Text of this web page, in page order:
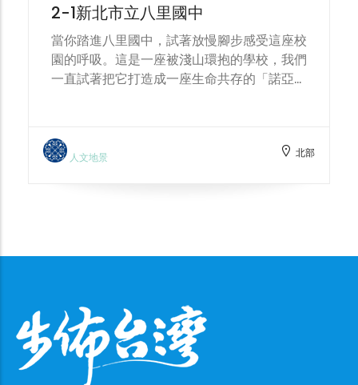
2-1新北市立八里國中
當你踏進八里國中，試著放慢腳步感受這座校
園的呼吸。這是一座被淺山環抱的學校，我們
一直試著把它打造成一座生命共存的「諾亞方
上的幾何圓點貼紙，那是為了不讓飛行的鳥類
誤撞而留下的溫柔；走到走廊，你會看見孩子
不同的生命。 當一所學校願意為萬物留下一
片棲地，那些關於尊重與土地的溫度，就會順
其自然地，慢慢留在孩子心裡。
人文地景 北部